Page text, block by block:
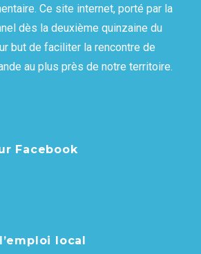
Ce site internet, porté par la
dès la deuxième quinzaine du
but de faciliter la rencontre de
au plus près de notre territoire.
Facebook
local